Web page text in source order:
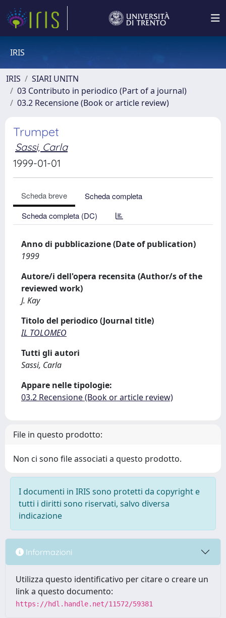
IRIS
IRIS
SIARI UNITN
03 Contributo in periodico (Part of a journal)
03.2 Recensione (Book or article review)
Trumpet
Sassi, Carla
1999-01-01
Scheda breve
Scheda completa
Scheda completa (DC)
Anno di pubblicazione (Date of publication)
1999
Autore/i dell'opera recensita (Author/s of the
reviewed work)
J. Kay
Titolo del periodico (Journal title)
IL TOLOMEO
Tutti gli autori
Sassi, Carla
Appare nelle tipologie:
03.2 Recensione (Book or article review)
File in questo prodotto:
Non ci sono file associati a questo prodotto.
I documenti in IRIS sono protetti da copyright e
tutti i diritti sono riservati, salvo diversa
indicazione
Informazioni
Utilizza questo identificativo per citare o creare un
link a questo documento:
https://hdl.handle.net/11572/59381